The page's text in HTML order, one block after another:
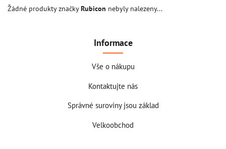
Žádné produkty značkyRubicon nebyly nalezeny...
Informace
Vše o nákupu
Kontaktujte nás
Správné suroviny jsou základ
Velkoobchod